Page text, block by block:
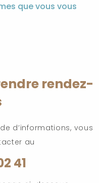
que vous vous
rendez-
d’informations, vous
au
41